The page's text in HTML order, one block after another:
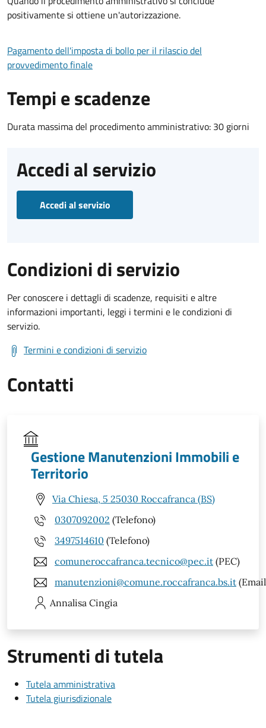
positivamente si ottiene un'autorizzazione.
Pagamento dell'imposta di bollo per il rilascio del
provvedimento finale
Tempi e scadenze
Durata massima del procedimento amministrativo: 30 giorni
Accedi al servizio
Accedi al servizio
Condizioni di servizio
Per conoscere i dettagli di scadenze, requisiti e altre
informazioni importanti, leggi i termini e le condizioni di
servizio.
Termini e condizioni di servizio
Contatti
Gestione Manutenzioni Immobili e
Territorio
Via Chiesa, 5 25030 Roccafranca (BS)
0307092002 (Telefono)
3497514610 (Telefono)
comuneroccafranca.tecnico@pec.it (PEC)
manutenzioni@comune.roccafranca.bs.it
Annalisa Cingia
Strumenti di tutela
Tutela amministrativa
Tutela giurisdizionale